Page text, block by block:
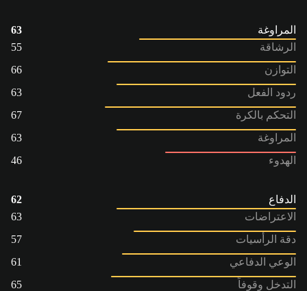
المراوغة
63
الرشاقة
55
التوازن
66
ردود الفعل
63
التحكم بالكرة
67
المراوغة
63
الهدوء
46
الدفاع
62
الاعتراضات
63
دقة الرأسيات
57
الوعي الدفاعي
61
التدخل وقوفاً
65